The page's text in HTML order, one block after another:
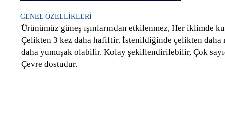
GENEL ÖZELLİKLERİ
Ürünümüz güneş ışınlarından etkilenmez, Her iklimde
Çelikten 3 kez daha hafiftir. İstenildiğinde çelikten daha
daha yumuşak olabilir. Kolay şekillendirilebilir, Çok
Çevre dostudur.